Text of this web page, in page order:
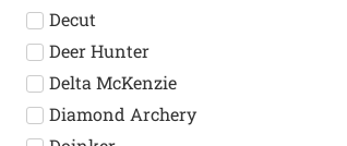
Decut
Deer Hunter
Delta McKenzie
Diamond Archery